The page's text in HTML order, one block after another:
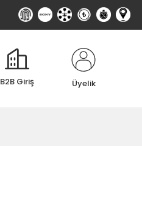
B2B Giriş Üyelik